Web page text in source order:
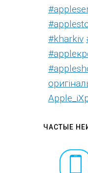
#kharkiv
ЧАСТЫЕ